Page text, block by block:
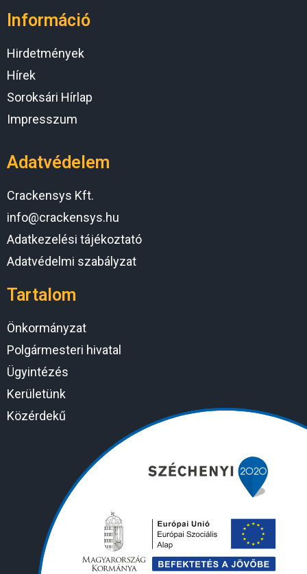
Információ
Hirdetmények
Hírek
Soroksári Hírlap
Impresszum
Adatvédelem
Crackensys Kft.
info@crackensys.hu
Adatkezelési tájékoztató
Adatvédelmi szabályzat
Tartalom
Önkormányzat
Polgármesteri hivatal
Ügyintézés
Kerületünk
Közérdekű